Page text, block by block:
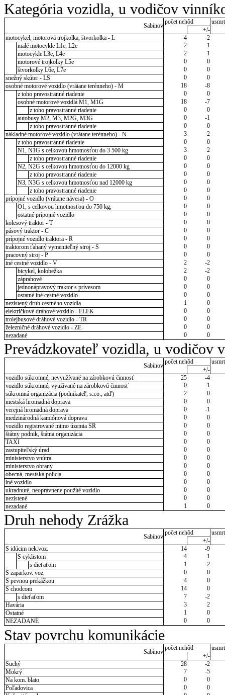
Kategória vozidla, u vodičov
Sabinov
počet nehôd
+/-
motocykel, motorová trojkolka, štvorkolka - L
4
2
malé motocykle L1e, L2e
2
1
motocykle L3e, L4e
2
1
motorové trojkolky L5e
0
0
štvorkolky L6e, L7e
0
0
snežný skúter - LS
0
0
osobné motorové vozidlo (vrátane terénneho) - M
18
-8
z toho pravostranné riadenie
0
0
osobné motorové vozidlá M1, M1G
18
-7
z toho pravostranné riadenie
0
0
autobusy M2, M3, M2G, M3G
0
-1
z toho pravostranné riadenie
0
0
nákladné motorové vozidlo (vrátane terénneho) - N
3
2
z toho pravostranné riadenie
0
0
N1, N1G s celkovou hmotnosťou do 3 500 kg
3
2
z toho pravostranné riadenie
0
0
N2, N2G s celkovou hmotnosťou do 12000 kg
0
0
z toho pravostranné riadenie
0
0
N3, N3G s celkovou hmotnosťou nad 12000 kg
0
0
z toho pravostranné riadenie
0
0
prípojné vozidlo (vrátane návesa) - O
0
0
O1, s celkovou hmotnosťou do 750 kg,
0
0
ostatné prípojné vozidlo
0
0
kolesový traktor - T
0
0
pásový traktor - C
0
0
prípojné vozidlo traktora - R
0
0
traktorom ťahaný vymeniteľný stroj - S
0
0
pracovný stroj - P
0
0
iné cestné vozidlo - V
2
-2
bicykel, kolobežka
2
-2
záprahové
0
0
jednonápravový traktor s prívesom
0
0
ostatné iné cestné vozidlo
0
0
nezistený druh cestného vozidla
1
0
električkové dráhové vozidlo - ELEK
0
0
trolejbusové dráhové vozidlo - TR
0
0
železničné dráhové vozidlo - ZE
0
0
nezadané
0 0
Prevádzkovateľ vozidla, u vodičov
Sabinov
počet nehôd
+/-
vozidlo súkromné, nevyužívané na zárobkovú činnosť
25
-4
vozidlo súkromné, využívané na zárobkovú činnosť
0
-1
súkromná organizácia (podnikateľ, s.r.o., atď)
2
0
mestská hromadná doprava
0
0
verejná hromadná doprava
0
-1
medzinárodná kamiónová doprava
0
0
vozidlo registrované mimo územia SR
0
0
štátny podnik, štátna organizácia
0
0
TAXI
0
0
zastupiteľský úrad
0
0
ministerstvo vnútra
0
0
ministerstvo obrany
0
0
obecná, mestská polícia
0
0
iné vozidlo
0
0
ukradnuté, neoprávnene použité vozidlo
0
0
nezistené
0
0
nezadané
1 0
Druh nehody Zrážka
Sabinov
počet nehôd
+/-
S idúcim nek.voz.
14
-9
S cyklistom
4
1
s dieťaťom
1
-2
S zaparkov. voz.
0
0
S pevnou prekážkou
4
0
S chodcom
14
0
s dieťaťom
7
-2
Havária
3
2
Ostatné
1
0
NEZADANÉ
0 0
Stav povrchu komunikácie
Sabinov
počet nehôd
+/-
Suchý
28
-2
Mokrý
7
-5
Na kom. blato
0
0
Poľadovica
0
0